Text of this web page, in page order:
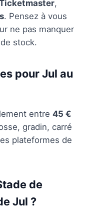
,
. Pensez à vous
ne pas manquer
stock.
pour Jul au
entre 45 €
gradin, carré
plateformes de
de
Jul ?